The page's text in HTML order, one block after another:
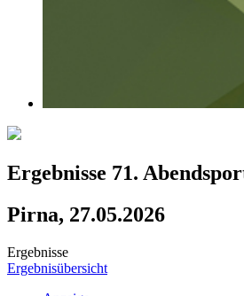
Ergebnisse 71.
Pirna, 27.05.2026
Ergebnisse
Ergebnisübersicht